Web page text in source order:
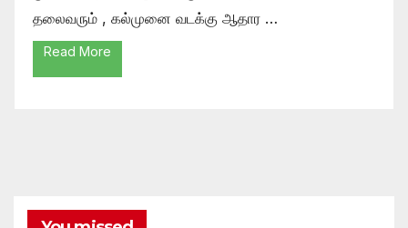
தலைவரும் , கல்முனை வடக்கு ஆதார …
Read More